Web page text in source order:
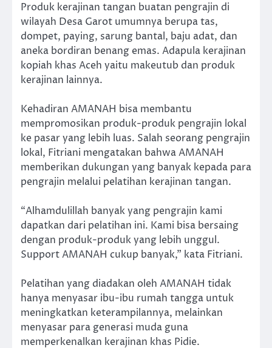
Produk kerajinan tangan buatan pengrajin di
wilayah Desa Garot umumnya berupa tas,
dompet, paying, sarung bantal, baju adat, dan
aneka bordiran benang emas. Adapula kerajinan
kopiah khas Aceh yaitu makeutub dan produk
kerajinan lainnya.
Kehadiran AMANAH bisa membantu
mempromosikan produk-produk pengrajin lokal
ke pasar yang lebih luas. Salah seorang pengrajin
lokal, Fitriani mengatakan bahwa AMANAH
memberikan dukungan yang banyak kepada para
pengrajin melalui pelatihan kerajinan tangan.
“Alhamdulillah banyak yang pengrajin kami
dapatkan dari pelatihan ini. Kami bisa bersaing
dengan produk-produk yang lebih unggul.
Support AMANAH cukup banyak,” kata Fitriani.
Pelatihan yang diadakan oleh AMANAH tidak
hanya menyasar ibu-ibu rumah tangga untuk
meningkatkan keterampilannya, melainkan
menyasar para generasi muda guna
memperkenalkan kerajinan khas Pidie.